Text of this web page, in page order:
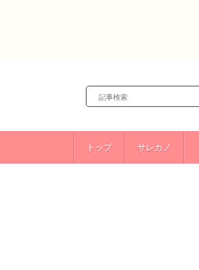
トップ サレカノ